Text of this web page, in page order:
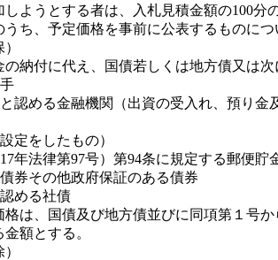
ようとする者は、入札見積金額の100分
ち、予定価格を事前に公表するものに
納付に代え、国債若しくは地方債又は
める金融機関（出資の受入れ、預り金
定をしたもの）
年法律第97号）第94条に規定する郵便貯
券その他政府保証のある債券
める社債
は、国債及び地方債並びに同項第１号
額とする。